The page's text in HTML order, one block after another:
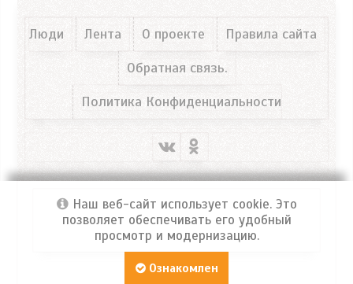
Люди Лента О проекте
Правила сайта
Обратная связь.
Политика Конфиденциальности
Портал ФРОСЯ© 2026 Все права защищены!
Наш веб-сайт использует cookie. Это
позволяет обеспечивать его удобный
просмотр и модернизацию.
Ознакомлен